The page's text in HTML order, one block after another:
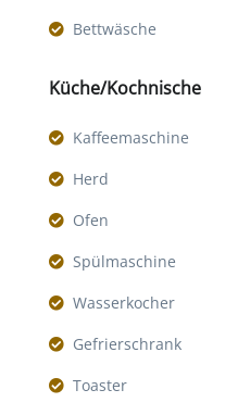
Bettwäsche
Küche/Kochnische
Kaffeemaschine
Herd
Ofen
Spülmaschine
Wasserkocher
Gefrierschrank
Toaster